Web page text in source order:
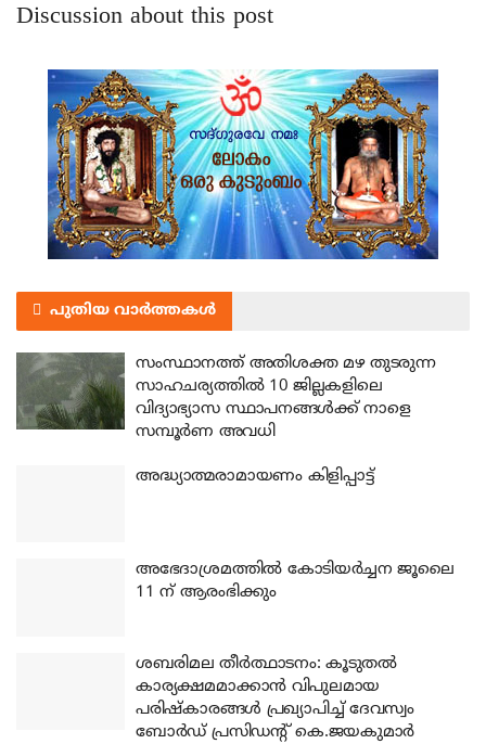
Discussion about this post
പുതിയ വാർത്തകൾ
സംസ്ഥാനത്ത് അതിശക്ത മഴ തുടരുന്ന
സാഹചര്യത്തിൽ 10 ജില്ലകളിലെ
വിദ്യാഭ്യാസ സ്ഥാപനങ്ങൾക്ക് നാളെ
സമ്പൂർണ അവധി
അദ്ധ്യാത്മരാമായണം കിളിപ്പാട്ട്
അഭേദാശ്രമത്തില്‍ കോടിയര്‍ച്ചന ജൂലൈ
11 ന് ആരംഭിക്കും
ശബരിമല തീര്‍ത്ഥാടനം: കൂടുതല്‍
കാര്യക്ഷമമാക്കാന്‍ വിപുലമായ
പരിഷ്‌കാരങ്ങള്‍ പ്രഖ്യാപിച്ച് ദേവസ്വം
ബോര്‍ഡ് പ്രസിഡന്റ് കെ.ജയകുമാര്‍